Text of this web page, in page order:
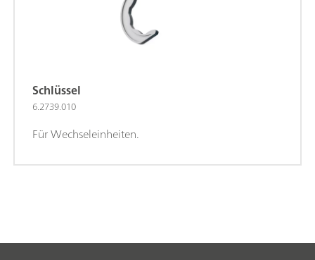
Schlüssel
6.2739.010
Für Wechseleinheiten.